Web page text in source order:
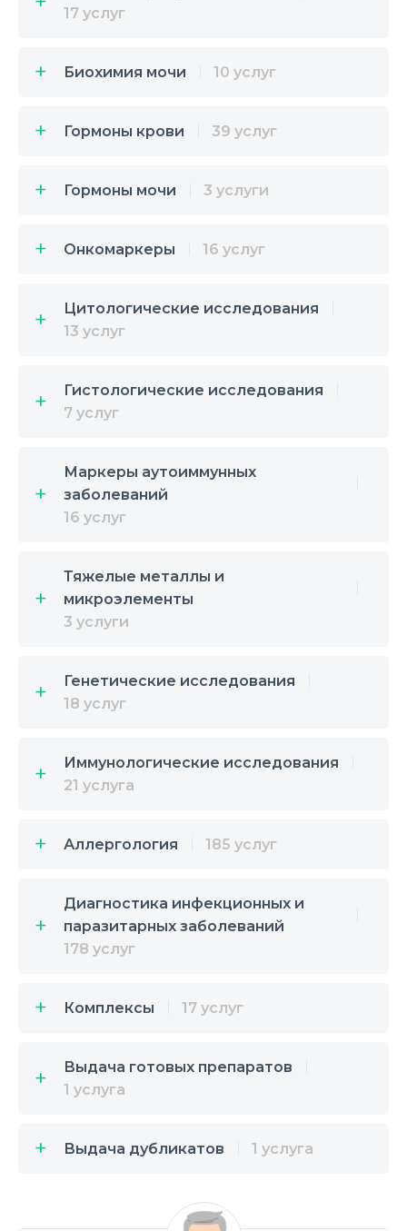
17 услуг
Биохимия мочи 10 услуг
Гормоны крови 39 услуг
Гормоны мочи 3 услуги
Онкомаркеры 16 услуг
Цитологические исследования
13 услуг
Гистологические исследования
7 услуг
Маркеры аутоиммунных
заболеваний
16 услуг
Тяжелые металлы и
микроэлементы
3 услуги
Генетические исследования
18 услуг
Иммунологические исследования
21 услуга
Аллергология 185 услуг
Диагностика инфекционных и
паразитарных заболеваний
178 услуг
Комплексы 17 услуг
Выдача готовых препаратов
1 услуга
Выдача дубликатов 1 услуга